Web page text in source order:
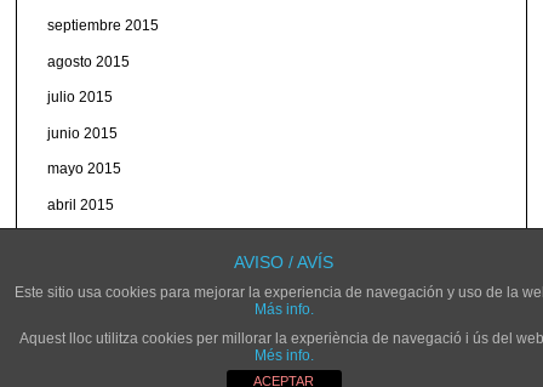
septiembre 2015
agosto 2015
julio 2015
junio 2015
mayo 2015
abril 2015
© NOVELDARADIO.ES
AVISO / AVÍS
Este sitio usa cookies para mejorar la experiencia de navegación y uso de la
Más info.
Aquest lloc utilitza cookies per millorar la experiència de navegació i ús del
Més info.
ACEPTAR